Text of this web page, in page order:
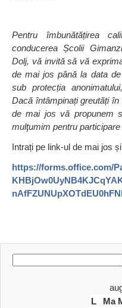
Pentru îmbunătățirea
conducerea Școlii
Dolj, vă invită să vă
de mai jos până la data
sub protecția
Dacă întâmpinați greutăți
de mai jos vă propunem
mulţumim pentru
Intrați pe link-ul de mai jos
https://forms.office.com/
Caută
după:
L
Ma